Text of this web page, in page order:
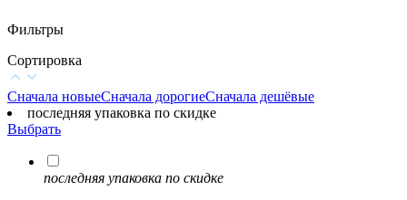
Фильтры
Сортировка
Сначала новыеСначала дорогиеСначала дешёвые
последняя упаковка по скидке
Выбрать
последняя упаковка по скидке